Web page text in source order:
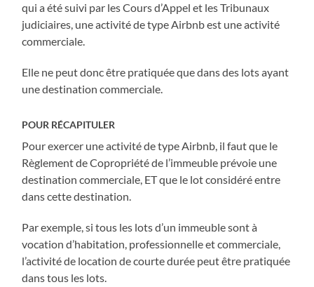
qui a été suivi par les Cours d’Appel et les Tribunaux
judiciaires, une activité de type Airbnb est une activité
commerciale.
Elle ne peut donc être pratiquée que dans des lots ayant
une destination commerciale.
POUR RÉCAPITULER
Pour exercer une activité de type Airbnb, il faut que le
Règlement de Copropriété de l’immeuble prévoie une
destination commerciale, ET que le lot considéré entre
dans cette destination.
Par exemple, si tous les lots d’un immeuble sont à
vocation d’habitation, professionnelle et commerciale,
l’activité de location de courte durée peut être pratiquée
dans tous les lots.